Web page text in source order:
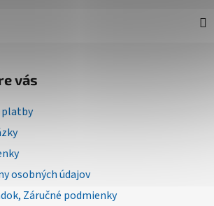
vás
platby
osobných údajov
Záručné podmienky